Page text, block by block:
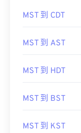
MST 到 CDT
MST 到 AST
MST 到 HDT
MST 到 BST
MST 到 KST